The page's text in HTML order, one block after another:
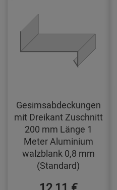
Gesimsabdeckungen
mit Dreikant Zuschnitt
200 mm Länge 1
Meter Aluminium
walzblank 0,8 mm
(Standard)